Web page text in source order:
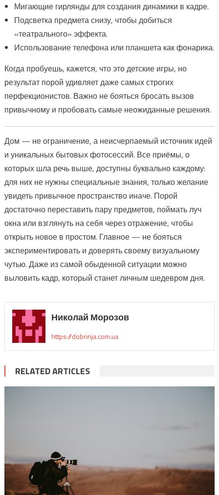
Мигающие гирлянды для создания динамики в кадре.
Подсветка предмета снизу, чтобы добиться
«театрального» эффекта.
Использование телефона или планшета как фонарика.
Когда пробуешь, кажется, что это детские игры, но
результат порой удивляет даже самых строгих
перфекционистов. Важно не бояться бросать вызов
привычному и пробовать самые неожиданные решения.
Дом — не ограничение, а неисчерпаемый источник идей
и уникальных бытовых фотосессий. Все приёмы, о
которых шла речь выше, доступны буквально каждому:
для них не нужны специальные знания, только желание
увидеть привычное пространство иначе. Порой
достаточно переставить пару предметов, поймать луч
окна или взглянуть на себя через отражение, чтобы
открыть новое в простом. Главное — не бояться
экспериментировать и доверять своему визуальному
чутью. Даже из самой обыденной ситуации можно
выловить кадр, который станет личным шедевром дня.
Николай Морозов
https://dobrinja.com.ua
RELATED ARTICLES